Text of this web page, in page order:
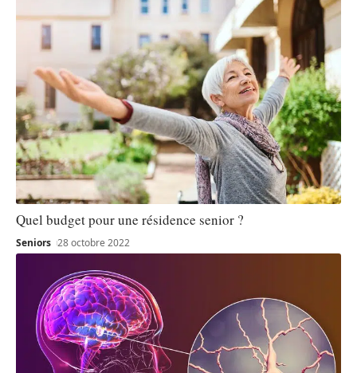
Quel budget pour une résidence senior ?
Seniors 28 octobre 2022